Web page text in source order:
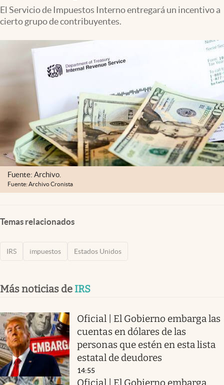
PC y mobile
El Servicio de Impuestos Interno entregará un incentivo a
cierto grupo de contribuyentes.
Fuente: Archivo.
Fuente: Archivo Cronista
Temas relacionados
IRS impuestos Estados Unidos
Más noticias de IRS
Oficial | El Gobierno embarga las
cuentas en dólares de las
personas que estén en esta lista
estatal de deudores
14:55
Oficial | El Gobierno embarga